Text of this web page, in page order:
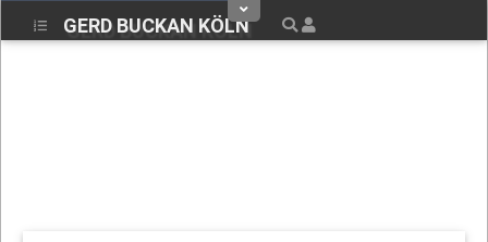
info@gerd-buckan.de +49 221
GERD BUCKAN KÖLN